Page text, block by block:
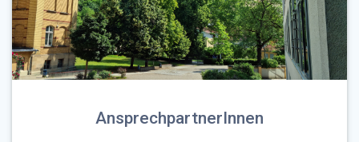
AnsprechpartnerInnen